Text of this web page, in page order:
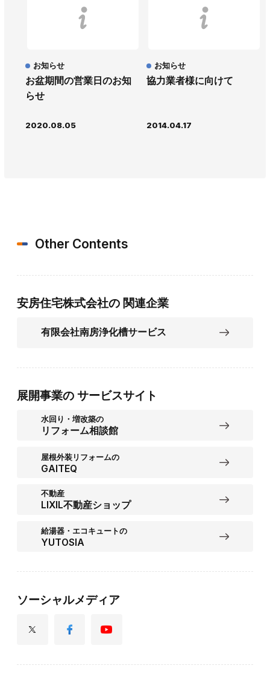
お盆期間の営業日のお知
らせ
お知らせ
2020.08.05
協力業者様に向けて
お知らせ
2014.04.17
Other Contents
安房住宅株式会社の 関連企業
有限会社南房浄化槽サービス
展開事業の サービスサイト
水回り・増改築の
リフォーム相談館
屋根外装リフォームの
GAITEQ
不動産
LIXIL不動産ショップ
給湯器・エコキュートの
YUTOSIA
ソーシャルメディア